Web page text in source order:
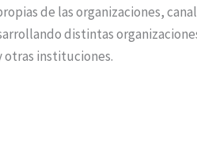
de las organizaciones,
distintas
otras instituciones.